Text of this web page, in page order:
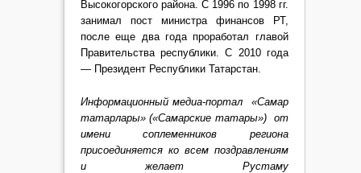
Высокогорского района. С 1996 по 1998 гг.
занимал пост министра финансов РТ,
после еще два года проработал главой
Правительства республики. С 2010 года
— Президент Республики Татарстан.
Информационный медиа-портал «Самар
татарлары» («Самарские татары») от
имени соплеменников региона
присоединяется ко всем поздравлениям
и желает Рустаму